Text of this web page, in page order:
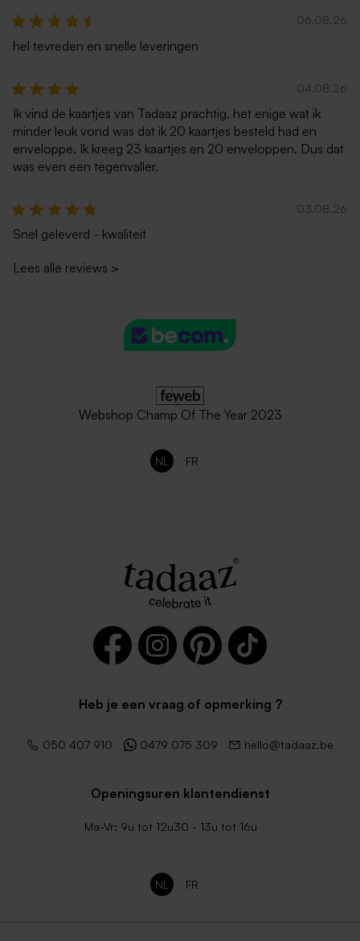
06.08.26
hel tevreden en snelle leveringen
04.08.26
Ik vind de kaartjes van Tadaaz prachtig, het enige wat ik
minder leuk vond was dat ik 20 kaartjes besteld had en
enveloppe. Ik kreeg 23 kaartjes en 20 enveloppen. Dus dat
was even een tegenvaller.
03.08.26
Snel geleverd - kwaliteit
Lees alle reviews >
Webshop Champ Of The Year 2023
NL FR
Heb je een vraag of opmerking ?
050 407 910 0479 075 309 hello@tadaaz.be
Openingsuren klantendienst
Ma-Vr: 9u tot 12u30 - 13u tot 16u
NL FR